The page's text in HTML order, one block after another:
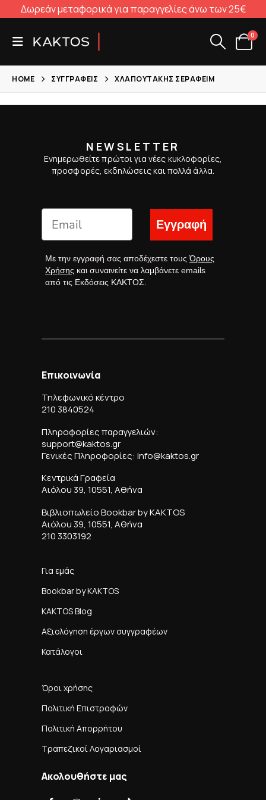
Δωρεάν μεταφορικά για παραγγελίες άνω των 25€
0
HOME ΣΥΓΓΡΑΦΕΊΣ ΧΛΑΠΟΥΤΆΚΗΣ ΣΕΡΑΦΕΊΜ
NEWSLETTER
Ενημερωθείτε πρώτοι για νέες κυκλοφορίες,
προσφορές, εκδηλώσεις και πολλά άλλα.
Εγγραφή
Με την εγγραφή σας αποδέχεστε τουςΌρους
Χρήσης και συναινείτε να λαμβάνετε emails
από τις Εκδόσεις ΚΑΚΤΟΣ.
Επικοινωνία
Τηλεφωνικό κέντρο
210 3840524
Πληροφορίες παραγγελιών:
support@kaktos.gr
Γενικές Πληροφορίες: info@kaktos.gr
Κεντρικά Γραφεία
Αιόλου 39, 10551, Αθήνα
Βιβλιοπωλείο Bookbar by KAKTOS
Αιόλου 39, 10551, Αθήνα
210 3303192
Για εμάς
Bookbar by KAKTOS
KAKTOS Blog
Αξιολόγηση έργων συγγραφέων
Κατάλογοι
Όροι χρήσης
Πολιτική Επιστροφών
Πολιτική Απορρήτου
Τραπεζικοί Λογαριασμοί
Ακολουθήστε μας